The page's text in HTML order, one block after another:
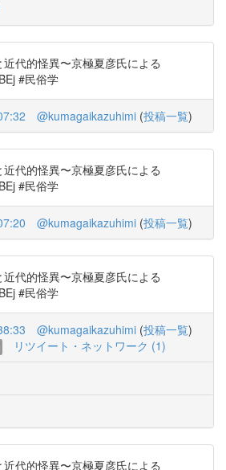
代的怪異〜京極夏彦氏による
#民俗学
@kumagaikazuhimi (投稿一覧)
代的怪異〜京極夏彦氏による
#民俗学
@kumagaikazuhimi (投稿一覧)
代的怪異〜京極夏彦氏による
#民俗学
@kumagaikazuhimi (投稿一覧)
リツイート・ネットワーク (1)
代的怪異〜京極夏彦氏による